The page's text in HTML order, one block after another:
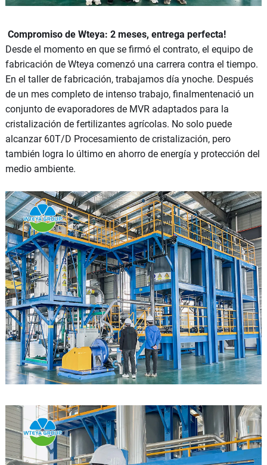
Compromiso de Wteya: 2 meses, entrega perfecta!
Desde el momento en que se firmó el contrato, el equipo de
fabricación de Wteya comenzó una carrera contra el tiempo.
En el taller de fabricación, trabajamos día ynoche. Después
de un mes completo de intenso trabajo, finalmentenació un
conjunto de evaporadores de MVR adaptados para la
cristalización de fertilizantes agrícolas. No solo puede
alcanzar 60T/D Procesamiento de cristalización, pero
también logra lo último en ahorro de energía y protección del
medio ambiente.